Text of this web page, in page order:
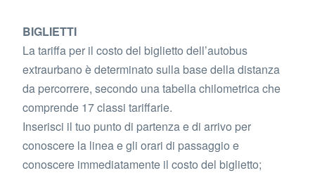
BIGLIETTI
La tariffa per il costo del biglietto dell’autobus
extraurbano è determinato sulla base della distanza
da percorrere, secondo una tabella chilometrica che
comprende 17 classi tariffarie.
Inserisci il tuo punto di partenza e di arrivo per
conoscere la linea e gli orari di passaggio e
conoscere immediatamente il costo del biglietto;